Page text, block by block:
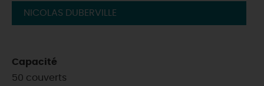
NICOLAS DUBERVILLE
Capacité
50 couverts